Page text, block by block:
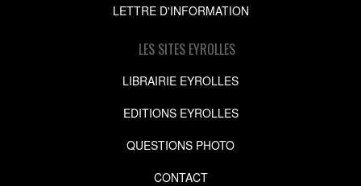
LETTRE D'INFORMATION
LES SITES EYROLLES
LIBRAIRIE EYROLLES
EDITIONS EYROLLES
QUESTIONS PHOTO
CONTACT